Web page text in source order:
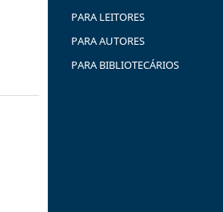
PARA LEITORES
PARA AUTORES
PARA BIBLIOTECÁRIOS